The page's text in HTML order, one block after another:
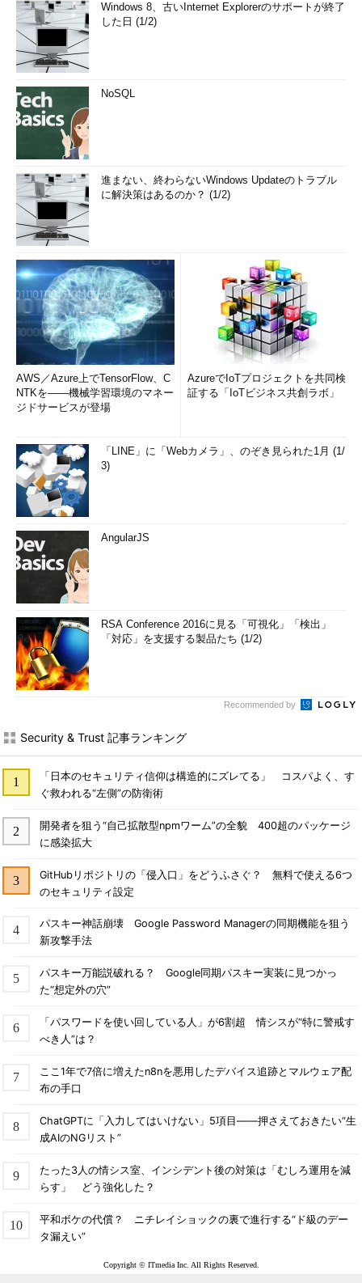
Windows 8、古いInternet Explorerのサポートが終了
した日 (1/2)
NoSQL
進まない、終わらないWindows Updateのトラブル
に解決策はあるのか？ (1/2)
AWS／Azure上でTensorFlow、C
NTKを――機械学習環境のマネー
ジドサービスが登場
AzureでIoTプロジェクトを共同検
証する「IoTビジネス共創ラボ」
「LINE」に「Webカメラ」、のぞき見られた1月 (1/
3)
AngularJS
RSA Conference 2016に見る「可視化」「検出」
「対応」を支援する製品たち (1/2)
Recommended by
Security & Trust 記事ランキング
「日本のセキュリティ信仰は構造的にズレてる」 コスパよく、す
ぐ救われる“左側”の防衛術
開発者を狙う“自己拡散型npmワーム”の全貌 400超のパッケージ
に感染拡大
GitHubリポジトリの「侵入口」をどうふさぐ？ 無料で使える6つ
のセキュリティ設定
パスキー神話崩壊 Google Password Managerの同期機能を狙う
新攻撃手法
パスキー万能説破れる？ Google同期パスキー実装に見つかっ
た“想定外の穴”
「パスワードを使い回している人」が6割超 情シスが“特に警戒す
べき人”は？
ここ1年で7倍に増えたn8nを悪用したデバイス追跡とマルウェア配
布の手口
ChatGPTに「入力してはいけない」5項目――押さえておきたい“生
成AIのNGリスト”
たった3人の情シス室、インシデント後の対策は「むしろ運用を減
らす」 どう強化した？
平和ボケの代償？ ニチレイショックの裏で進行する“ド級のデー
タ漏えい”
Copyright © ITmedia Inc. All Rights Reserved.